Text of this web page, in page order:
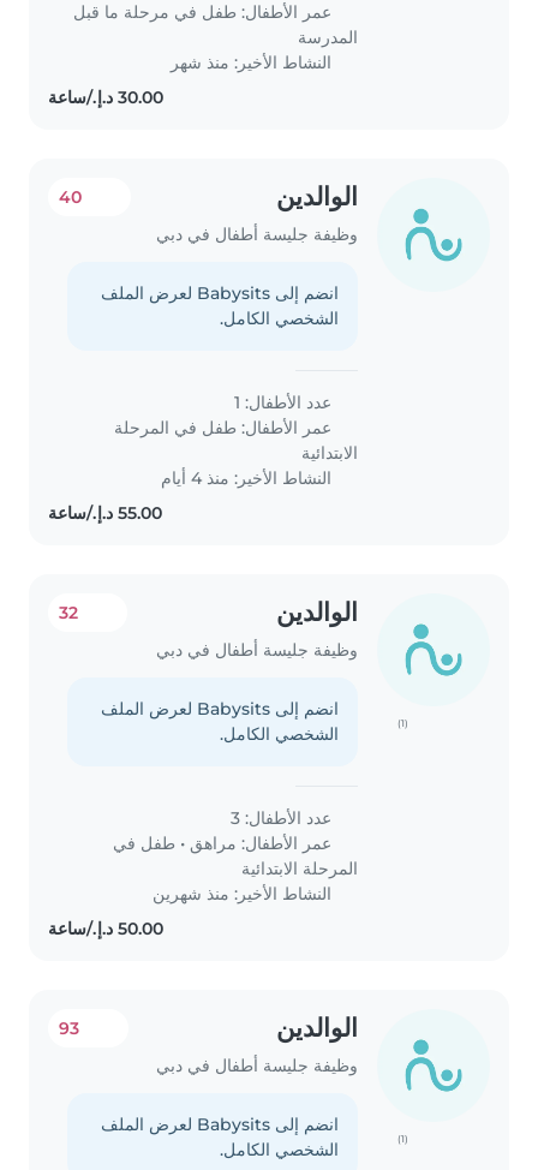
عمر الأطفال: طفل في مرحلة ما قبل
المدرسة
النشاط الأخير: منذ شهر
الوالدين
وظيفة جليسة أطفال في دبي
40
انضم إلى Babysits لعرض الملف
الشخصي الكامل.
عدد الأطفال: 1
عمر الأطفال: طفل في المرحلة
الابتدائية
النشاط الأخير: منذ 4 أيام
(1)
الوالدين
وظيفة جليسة أطفال في دبي
32
انضم إلى Babysits لعرض الملف
الشخصي الكامل.
عدد الأطفال: 3
عمر الأطفال: مراهق • طفل في
المرحلة الابتدائية
النشاط الأخير: منذ شهرين
(1)
الوالدين
وظيفة جليسة أطفال في دبي
93
انضم إلى Babysits لعرض الملف
الشخصي الكامل.